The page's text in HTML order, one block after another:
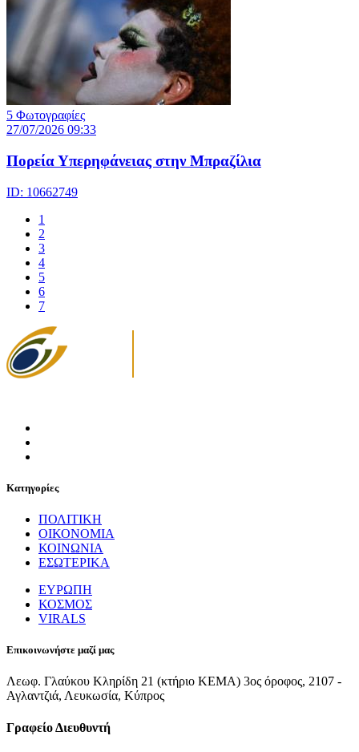
5 Φωτογραφίες
27/07/2026 09:33
Πορεία Υπερηφάνειας στην Μπραζίλια
ID: 10662749
1
2
3
4
5
6
7
Κατηγορίες
ΠΟΛΙΤΙΚΗ
ΟΙΚΟΝΟΜΙΑ
ΚΟΙΝΩΝΙΑ
ΕΣΩΤΕΡΙΚΑ
ΕΥΡΩΠΗ
ΚΟΣΜΟΣ
VIRALS
Επικοινωνήστε μαζί μας
Λεωφ. Γλαύκου Κληρίδη 21 (κτήριο ΚΕΜΑ) 3ος όροφος, 2107 -
Αγλαντζιά, Λευκωσία, Κύπρος
Γραφείο Διευθυντή